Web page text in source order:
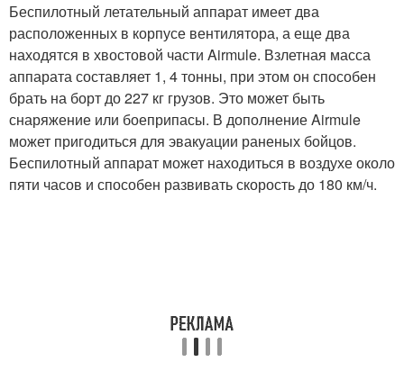
Беспилотный летательный аппарат имеет два
расположенных в корпусе вентилятора, а еще два
находятся в хвостовой части Airmule. Взлетная масса
аппарата составляет 1, 4 тонны, при этом он способен
брать на борт до 227 кг грузов. Это может быть
снаряжение или боеприпасы. В дополнение Airmule
может пригодиться для эвакуации раненых бойцов.
Беспилотный аппарат может находиться в воздухе около
пяти часов и способен развивать скорость до 180 км/ч.